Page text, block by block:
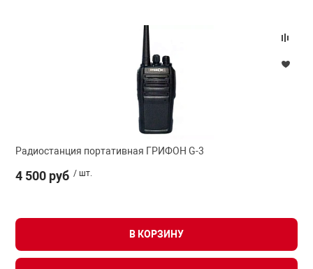
Радиостанция портативная ГРИФОН G-3
4 500 руб / шт.
В КОРЗИНУ